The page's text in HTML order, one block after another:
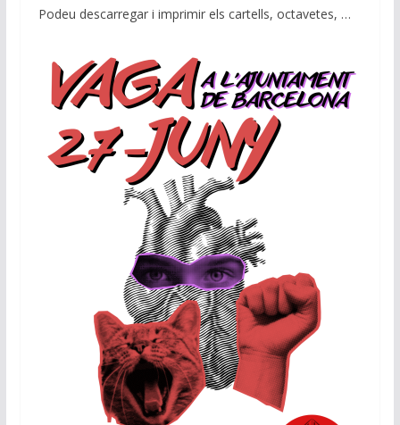
Podeu descarregar i imprimir els cartells, octavetes, …